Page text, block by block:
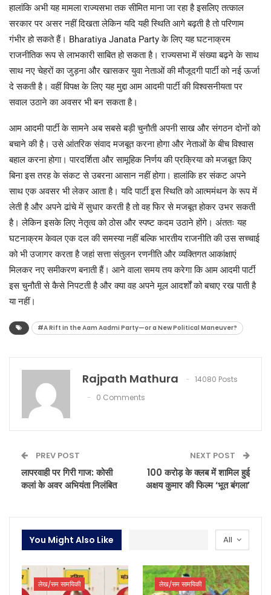
हालांकि अभी यह मामला राज्यसभा तक सीमित माना जा रहा है इसलिए तत्काल
सरकार पर असर नहीं दिखता लेकिन यदि यही स्थिति आगे बढ़ती है तो परिणाम
गंभीर हो सकते हैं। Bharatiya Janata Party के लिए यह घटनाक्रम
राजनीतिक रूप से लाभकारी साबित हो सकता है। राज्यसभा में संख्या बढ़ने के साथ
साथ नए चेहरों का जुड़ना और खासकर युवा नेताओं की मौजूदगी पार्टी को नई ऊर्जा
दे सकती है। वहीं विपक्ष के लिए यह मुद्दा आम आदमी पार्टी की विश्वसनीयता पर
सवाल उठाने का अवसर भी बन सकता है।
आम आदमी पार्टी के सामने अब सबसे बड़ी चुनौती अपनी साख और संगठन दोनों को
बचाने की है। उसे आंतरिक संवाद मजबूत करना होगा और नेताओं के बीच विश्वास
बहाल करना होगा। पारदर्शिता और सामूहिक निर्णय की प्रक्रिया को मजबूत किए
बिना इस तरह के संकट से उबरना आसान नहीं होगा। हालांकि हर संकट अपने
साथ एक अवसर भी लेकर आता है। यदि पार्टी इस स्थिति को आत्ममंथन के रूप में
लेती है और अपने ढांचे में सुधार करती है तो वह फिर से मजबूत होकर उभर सकती
है। लेकिन इसके लिए नेतृत्व को ठोस और स्पष्ट कदम उठाने होंगे। अंततः यह
घटनाक्रम केवल एक दल की समस्या नहीं बल्कि भारतीय राजनीति की उस सच्चाई
को भी उजागर करता है जहां सत्ता संतुलन रणनीति और व्यक्तिगत आकांक्षाएं
मिलकर नए समीकरण बनाती हैं। आने वाला समय तय करेगा कि आम आदमी पार्टी
इस चुनौती से कैसे निपटती है और क्या वह अपने मूल आदर्शों को बचाए रख पाती है
या नहीं।
#A Rift in the Aam Aadmi Party—or a New Political Maneuver?
Rajpath Mathura
14080 Posts
0 Comments
PREV POST
लापरवाही पर गिरी गाज: कोसी
कलां के अवर अभियंता निलंबित
NEXT POST
100 करोड़ के क्लब में शामिल हुई
अक्षय कुमार की फिल्म ‘भूत बंगला’
All
You Might Also Like
लेख/सम सामयिकी लेख/सम सामयिकी